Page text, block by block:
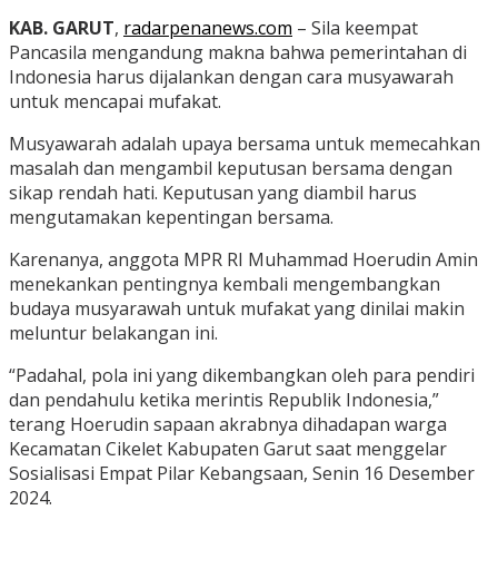
KAB. GARUT, radarpenanews.com – Sila keempat
Pancasila mengandung makna bahwa pemerintahan di
Indonesia harus dijalankan dengan cara musyawarah
untuk mencapai mufakat.
Musyawarah adalah upaya bersama untuk memecahkan
masalah dan mengambil keputusan bersama dengan
sikap rendah hati. Keputusan yang diambil harus
mengutamakan kepentingan bersama.
Karenanya, anggota MPR RI Muhammad Hoerudin Amin
menekankan pentingnya kembali mengembangkan
budaya musyarawah untuk mufakat yang dinilai makin
meluntur belakangan ini.
“Padahal, pola ini yang dikembangkan oleh para pendiri
dan pendahulu ketika merintis Republik Indonesia,”
terang Hoerudin sapaan akrabnya dihadapan warga
Kecamatan Cikelet Kabupaten Garut saat menggelar
Sosialisasi Empat Pilar Kebangsaan, Senin 16 Desember
2024.